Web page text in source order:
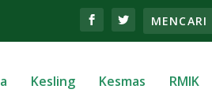
Kesling Kesmas RMIK